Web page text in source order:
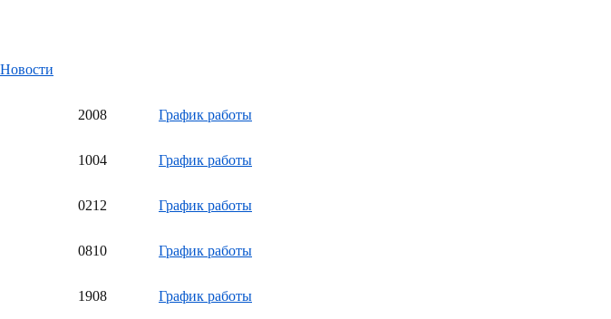
Новости
2008 График работы
1004 График работы
0212 График работы
0810 График работы
1908 График работы